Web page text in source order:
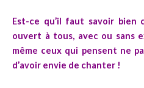
Est-ce qu’il faut savoir bien
ouvert à tous, avec ou sans
même ceux qui pensent ne
d’avoir envie de chanter !